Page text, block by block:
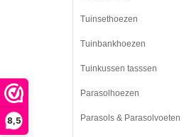
8,5
Tuinsethoezen
Tuinbankhoezen
Tuinkussen tasssen
Parasolhoezen
Parasols & Parasolvoeten